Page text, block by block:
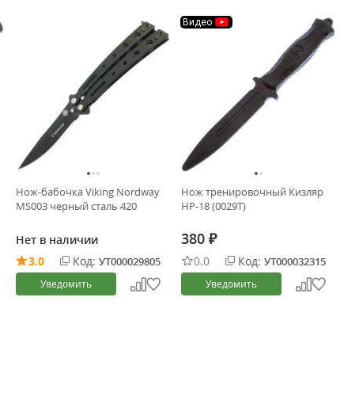
Нож-бабочка Viking Nordway
MS003 черный сталь 420
Нет в наличии
3.0
Код: УТ000029805
Уведомить
Видео
Нож тренировочный Кизляр
НР-18 (0029Т)
380 ₽
0.0 Код: УТ000032315
Уведомить